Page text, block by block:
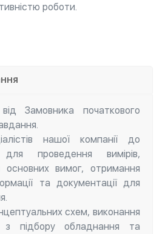
роботи.
Замовника початкового
нашої компанії до
проведення вимірів,
основних вимог, отримання
та документації для
схем, виконання
з підбору обладнання та